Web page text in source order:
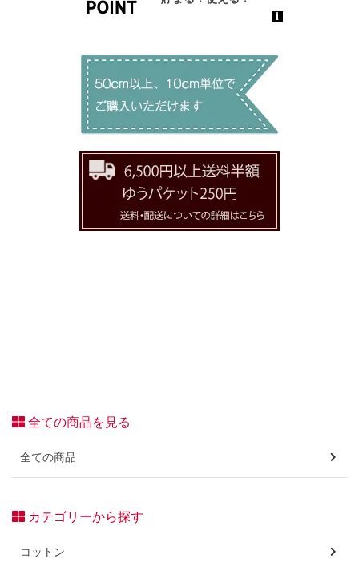
全ての商品を見る
全ての商品
カテゴリーから探す
コットン